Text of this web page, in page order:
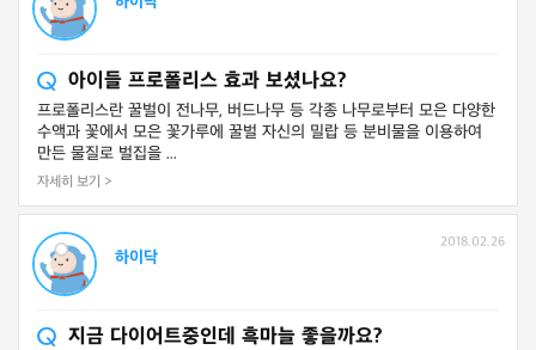
아이들 프로폴리스 효과 보셨나요?
프로폴리스란 꿀벌이 전나무, 버드나무 등 각종 나무로부터 모은 다양한
수액과 꽃에서 모은 꽃가루에 꿀벌 자신의 밀랍 등 분비물을 이용하여
만든 물질로 벌집을 ...
자세히 보기 >
하이닥
2018.02.26
지금 다이어트중인데 흑마늘 좋을까요?